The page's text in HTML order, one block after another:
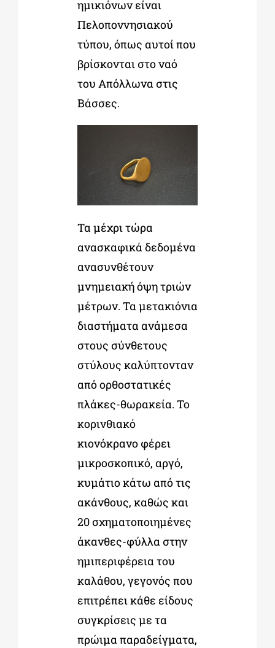
ημικιόνων είναι
Πελοποννησιακού
τύπου, όπως αυτοί που
βρίσκονται στο ναό
του Απόλλωνα στις
Βάσσες.
Τα μέχρι τώρα
ανασκαφικά δεδομένα
ανασυνθέτουν
μνημειακή όψη τριών
μέτρων. Τα μετακιόνια
διαστήματα ανάμεσα
στους σύνθετους
στύλους καλύπτονταν
από ορθοστατικές
πλάκες-θωρακεία. Το
κορινθιακό
κιονόκρανο φέρει
μικροσκοπικό, αργό,
κυμάτιο κάτω από τις
ακάνθους, καθώς και
20 σχηματοποιημένες
άκανθες-φύλλα στην
ημιπεριφέρεια του
καλάθου, γεγονός που
επιτρέπει κάθε είδους
συγκρίσεις με τα
πρώιμα παραδείγματα,